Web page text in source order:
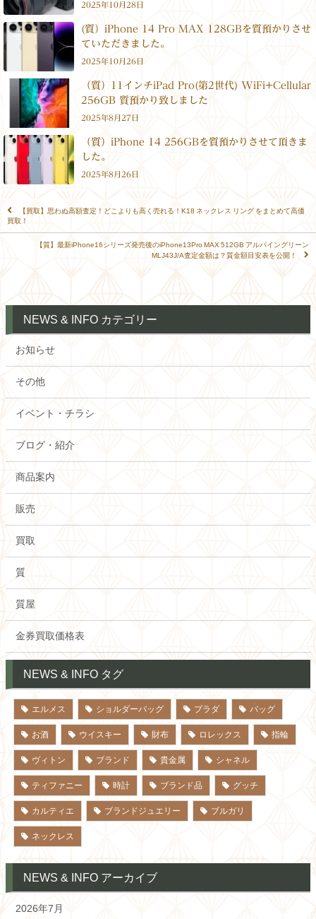
2025年10月28日
(質）iPhone 14 Pro MAX 128GBを質預かりさせ
ていただきました。
2025年10月26日
（質）11インチiPad Pro(第2世代) WiFi+Cellular
256GB 質預かり致しました
2025年8月27日
（質）iPhone 14 256GBを質預かりさせて頂きま
した。
2025年8月26日
【買取】思わぬ高額査定！どこよりも高く売れる！K18 ネックレス リング をまとめて高価
買取！
【質】最新iPhone16シリーズ発売後のiPhone13Pro MAX 512GB アルパイングリーン
MLJ43J/A査定金額は？質金額目安表を公開！
NEWS & INFO カテゴリー
お知らせ
その他
イベント・チラシ
ブログ・紹介
商品案内
販売
買取
質
質屋
金券買取価格表
NEWS & INFO タグ
エルメス ショルダーバッグ プラダ バッグ
お酒 ウイスキー 財布 ロレックス 指輪
ヴィトン ブランド 貴金属 シャネル
ティファニー 時計 ブランド品 グッチ
カルティエ ブランドジュエリー ブルガリ
ネックレス
NEWS & INFO アーカイブ
2026年7月